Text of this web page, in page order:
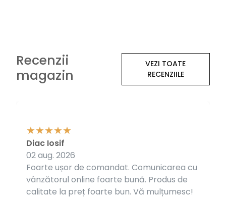
Recenzii
magazin
VEZI TOATE
RECENZIILE
Foarte ușor de comandat. Comunicarea cu
vânzătorul online foarte bună. Produs de
calitate la preț foarte bun. Vă mulțumesc!
Diac Iosif
02 aug. 2026